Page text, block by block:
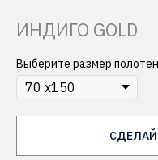
ИНДИГО GOLD
Выберите размер